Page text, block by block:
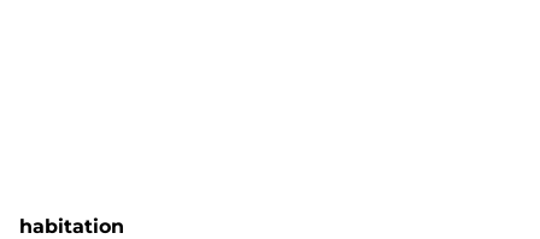
habitation